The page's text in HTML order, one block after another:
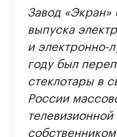
Завод «Экран»
выпуска
и электронно-
году был
стеклотары в
России